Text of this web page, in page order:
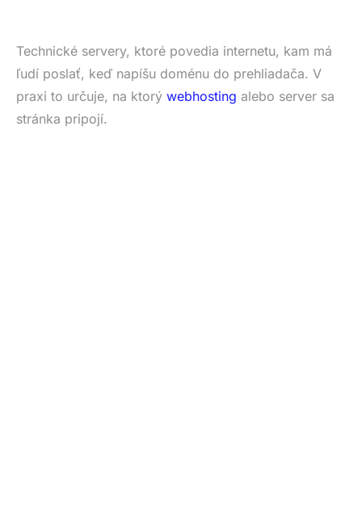
Technické servery, ktoré povedia internetu, kam má
ľudí poslať, keď napíšu doménu do prehliadača. V
praxi to určuje, na ktorý webhosting alebo server sa
stránka pripojí.